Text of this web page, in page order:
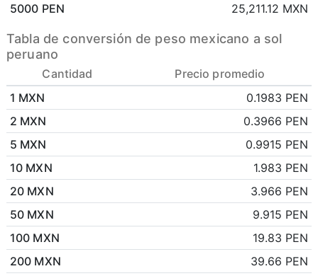
5000 PEN
25,211.12 MXN
Tabla de conversión de peso mexicano a sol
peruano
Cantidad
Precio promedio
1 MXN
0.1983 PEN
2 MXN
0.3966 PEN
5 MXN
0.9915 PEN
10 MXN
1.983 PEN
20 MXN
3.966 PEN
50 MXN
9.915 PEN
100 MXN
19.83 PEN
200 MXN
39.66 PEN